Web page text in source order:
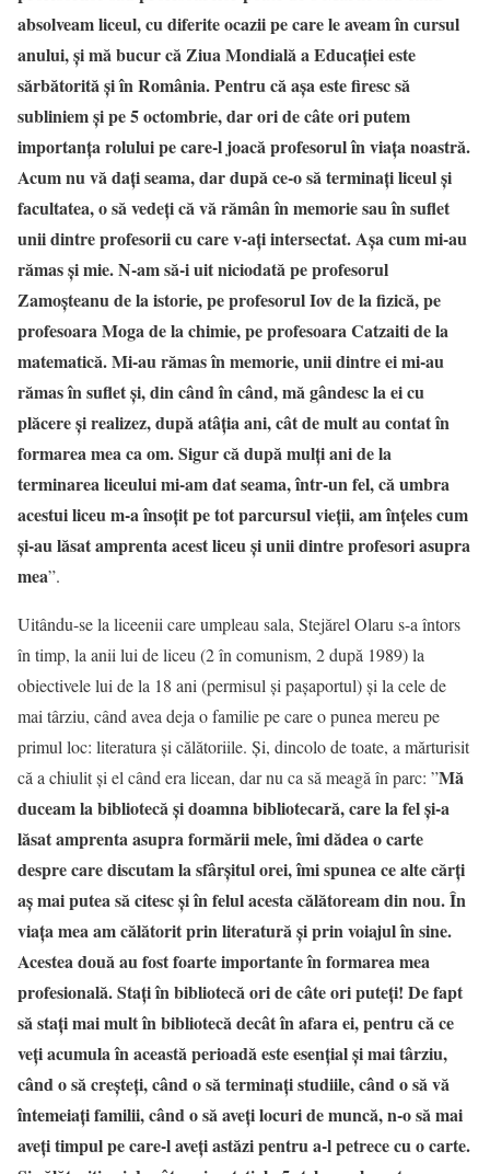
absolveam liceul, cu diferite ocazii pe care le aveam în cursul
anului, și mă bucur că Ziua Mondială a Educației este
sărbătorită și în România. Pentru că așa este firesc să
subliniem și pe 5 octombrie, dar ori de câte ori putem
importanța rolului pe care-l joacă profesorul în viața noastră.
Acum nu vă dați seama, dar după ce-o să terminați liceul și
facultatea, o să vedeți că vă rămân în memorie sau în suflet
unii dintre profesorii cu care v-ați intersectat. Așa cum mi-au
rămas și mie. N-am să-i uit niciodată pe profesorul
Zamoșteanu de la istorie, pe profesorul Iov de la fizică, pe
profesoara Moga de la chimie, pe profesoara Catzaiti de la
matematică. Mi-au rămas în memorie, unii dintre ei mi-au
rămas în suflet și, din când în când, mă gândesc la ei cu
plăcere și realizez, după atâția ani, cât de mult au contat în
formarea mea ca om. Sigur că după mulți ani de la
terminarea liceului mi-am dat seama, într-un fel, că umbra
acestui liceu m-a însoțit pe tot parcursul vieții, am înțeles cum
și-au lăsat amprenta acest liceu și unii dintre profesori asupra
mea”.
Uitându-se la liceenii care umpleau sala, Stejărel Olaru s-a întors
în timp, la anii lui de liceu (2 în comunism, 2 după 1989) la
obiectivele lui de la 18 ani (permisul și pașaportul) și la cele de
mai târziu, când avea deja o familie pe care o punea mereu pe
primul loc: literatura și călătoriile. Și, dincolo de toate, a mărturisit
că a chiulit și el când era licean, dar nu ca să meagă în parc: ”Mă
duceam la bibliotecă și doamna bibliotecară, care la fel și-a
lăsat amprenta asupra formării mele, îmi dădea o carte
despre care discutam la sfârșitul orei, îmi spunea ce alte cărți
aș mai putea să citesc și în felul acesta călătoream din nou. În
viața mea am călătorit prin literatură și prin voiajul în sine.
Acestea două au fost foarte importante în formarea mea
profesională. Stați în bibliotecă ori de câte ori puteți! De fapt
să stați mai mult în bibliotecă decât în afara ei, pentru că ce
veți acumula în această perioadă este esențial și mai târziu,
când o să creșteți, când o să terminați studiile, când o să vă
întemeiați familii, când o să aveți locuri de muncă, n-o să mai
aveți timpul pe care-l aveți astăzi pentru a-l petrece cu o carte.